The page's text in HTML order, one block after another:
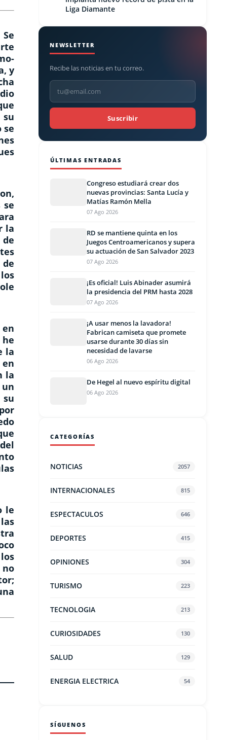
y
se
se
la
la
la
su
le
no
Liga Diamante
NEWSLETTER
Recibe las noticias en tu correo.
Suscribir
ÚLTIMAS ENTRADAS
Congreso estudiará crear dos
nuevas provincias: Santa Lucía y
Matías Ramón Mella
07 Ago 2026
RD se mantiene quinta en los
Juegos Centroamericanos y supera
su actuación de San Salvador 2023
07 Ago 2026
¡Es oficial! Luis Abinader asumirá
la presidencia del PRM hasta 2028
07 Ago 2026
¡A usar menos la lavadora!
Fabrican camiseta que promete
usarse durante 30 días sin
necesidad de lavarse
06 Ago 2026
De Hegel al nuevo espíritu digital
06 Ago 2026
CATEGORÍAS
NOTICIAS 2057
INTERNACIONALES 815
ESPECTACULOS 646
DEPORTES 415
OPINIONES 304
TURISMO 223
TECNOLOGIA 213
CURIOSIDADES 130
SALUD 129
ENERGIA ELECTRICA 54
SÍGUENOS